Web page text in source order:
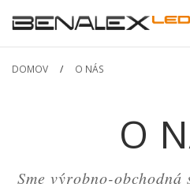
O nás
SK EN
DOMOV / O NÁS
O
Sme výrobno-